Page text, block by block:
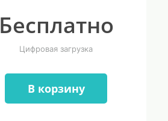
Бесплатно
Цифровая загрузка
В корзину